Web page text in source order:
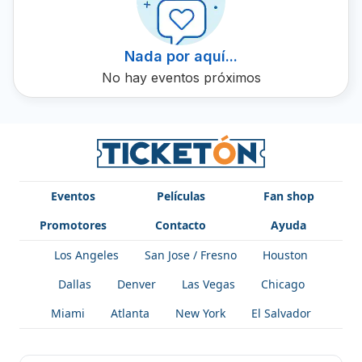
música latina con un talento vibrante y emocionante.
Nada por aquí...
No hay eventos próximos
Eventos Películas
Fan shop
Promotores
Contacto
Ayuda
Los Angeles
San Jose / Fresno
Houston
Dallas
Denver Las Vegas
Chicago
Miami
Atlanta New York El Salvador